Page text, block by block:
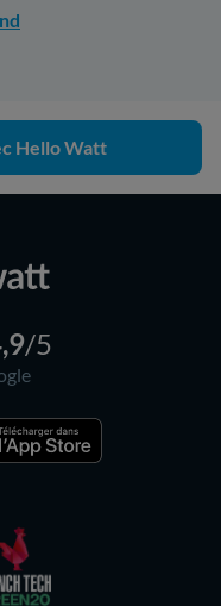
Hello Watt
/5